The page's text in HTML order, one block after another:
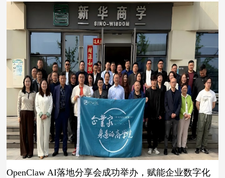
OpenClaw AI落地分享会成功举办，赋能企业数字化